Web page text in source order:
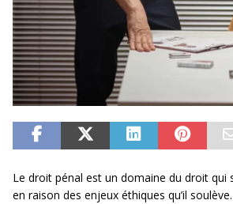
Le droit pénal est un domaine du droit
en raison des enjeux éthiques qu’il